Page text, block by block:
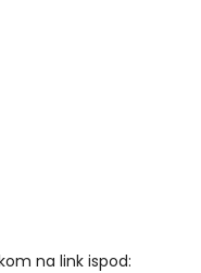
na link ispod: